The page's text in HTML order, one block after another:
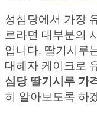
성심당에서 가장
르라면 대부분의
입니다. 딸기시루
대혜자 케이크로
심당 딸기시루 가
히 알아보도록 하